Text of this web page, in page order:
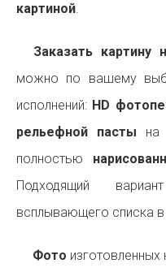
картиной.
Заказать картину
можно по вашему
исполнений: HD
рельефной пасты на
полностью
Подходящий
всплывающего списка в
Фото изготовленных